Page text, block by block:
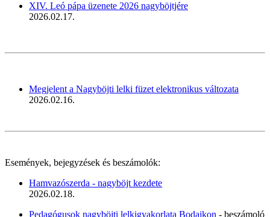
XIV. Leó pápa üzenete 2026 nagyböjtjére
2026.02.17.
Megjelent a Nagyböjti lelki füzet elektronikus változata
2026.02.16.
Események, bejegyzések és beszámolók:
Hamvazószerda - nagyböjt kezdete
2026.02.18.
Pedagógusok nagyböjti lelkigyakorlata Bodajkon - beszámoló